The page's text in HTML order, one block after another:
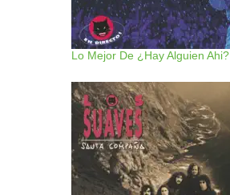
Lo Mejor De ¿Hay Alguien Ahi?